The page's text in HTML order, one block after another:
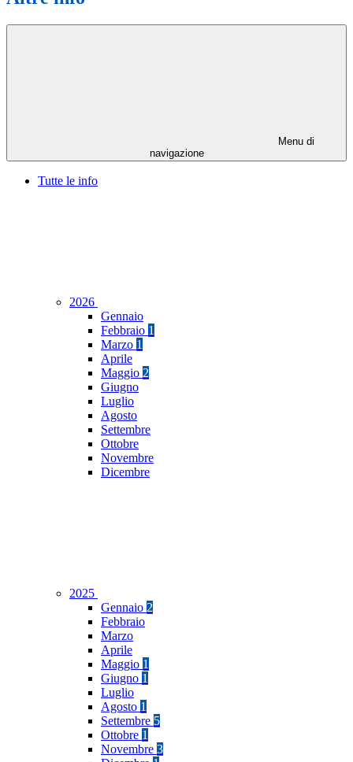
Menu di
navigazione
Tutte le info
2026
Gennaio
Febbraio 1
Marzo 1
Aprile
Maggio 2
Giugno
Luglio
Agosto
Settembre
Ottobre
Novembre
Dicembre
2025
Gennaio 2
Febbraio
Marzo
Aprile
Maggio 1
Giugno 1
Luglio
Agosto 1
Settembre 5
Ottobre 1
Novembre 3